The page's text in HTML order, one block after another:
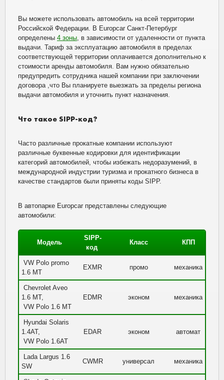
Вы можете использовать автомобиль на всей территории
Российской Федерации. В Europcar Санкт-Петербург
определены 4 зоны , в зависимости от удаленности от пункта
выдачи. Тариф за эксплуатацию автомобиля в пределах
соответствующей территории оплачивается дополнительно к
стоимости аренды автомобиля. Вам нужно обязательно
предупредить сотрудника нашей компании при заключении
договора ,что Вы планируете выезжать за пределы региона
выдачи автомобиля и уточнить пункт назначения.
Что такое SIPP-код?
Часто различные прокатные компании используют
различные буквенные кодировки для идентификации
категорий автомобилей, чтобы избежать недоразумений, в
международной индустрии туризма и прокатного бизнеса в
качестве стандартов были приняты коды SIPP.
В автопарке Europcar представлены следующие
автомобили:
Модель
SIPP-
код
Класс КПП
VW Polo promo
1.6 MT
EXMR промо механика
Chevrolet Aveo
1.6 MT,
VW Polo 1.6 MT
EDMR эконом механика
Hyundai Solaris
1.4AT,
VW Polo 1.6AT
EDAR эконом автомат
Lada Largus 1.6
SW
CWMR универсал механика